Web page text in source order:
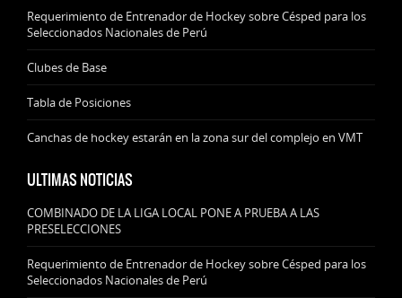
Requerimiento de Entrenador de Hockey sobre Césped para los
Seleccionados Nacionales de Perú
Clubes de Base
Tabla de Posiciones
Canchas de hockey estarán en la zona sur del complejo en VMT
ULTIMAS NOTICIAS
COMBINADO DE LA LIGA LOCAL PONE A PRUEBA A LAS
PRESELECCIONES
Requerimiento de Entrenador de Hockey sobre Césped para los
Seleccionados Nacionales de Perú